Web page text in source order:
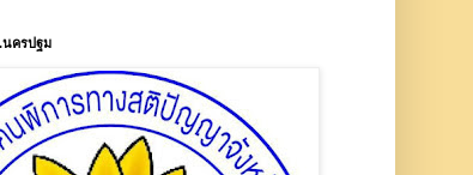
นครปฐม